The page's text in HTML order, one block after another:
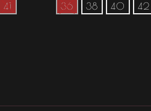
41 36 38 40 42